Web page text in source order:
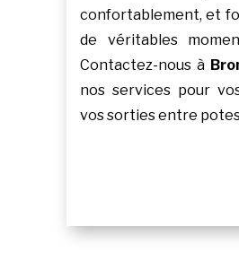
confortablement, et
de véritables
Contactez-nous à
nos services pour
vos sorties entre